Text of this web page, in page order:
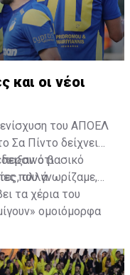
και οι νέοι
του ΑΠΟΕΛ
Σα Πίντο δείχνει
περσινό βασικό
αλλά
ότι
που γνωρίζαμε,
τα χέρια του
ομοιόμορφα